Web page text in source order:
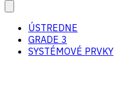
ÚSTREDNE
GRADE 3
SYSTÉMOVÉ PRVKY